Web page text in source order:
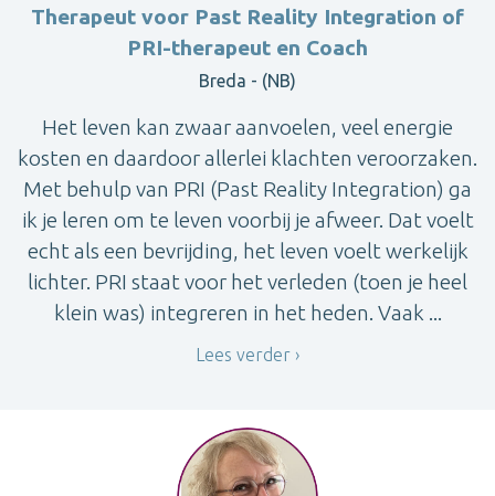
Therapeut voor Past Reality Integration of
PRI-therapeut en Coach
Breda - (NB)
Het leven kan zwaar aanvoelen, veel energie
kosten en daardoor allerlei klachten veroorzaken.
Met behulp van PRI (Past Reality Integration) ga
ik je leren om te leven voorbij je afweer. Dat voelt
echt als een bevrijding, het leven voelt werkelijk
lichter. PRI staat voor het verleden (toen je heel
klein was) integreren in het heden. Vaak ...
Lees verder